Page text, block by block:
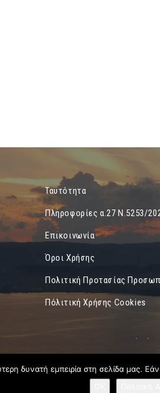
Ταυτότητα
Πληροφορίες α.27 Ν.5253/
Επικοινωνία
Όροι Χρήσης
Πολιτική Προτασίας
Πόλιτική Χρήσης Cookies
δυνατή εμπειρία στη σελίδα μας.